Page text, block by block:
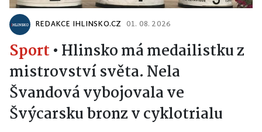
REDAKCE IHLINSKO.CZ 01. 08. 2026
Sport • Hlinsko má medailistku z
mistrovství světa. Nela
Švandová vybojovala ve
Švýcarsku bronz v cyklotrialu